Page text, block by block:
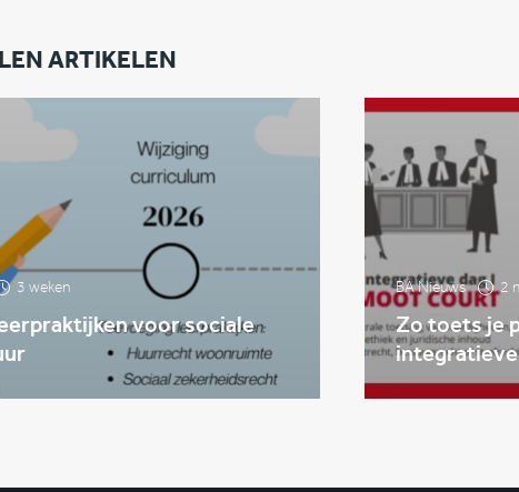
ARTIKELEN
3 weken
voor sociale
BA Nieuws 2
Zo toets je
integratieve